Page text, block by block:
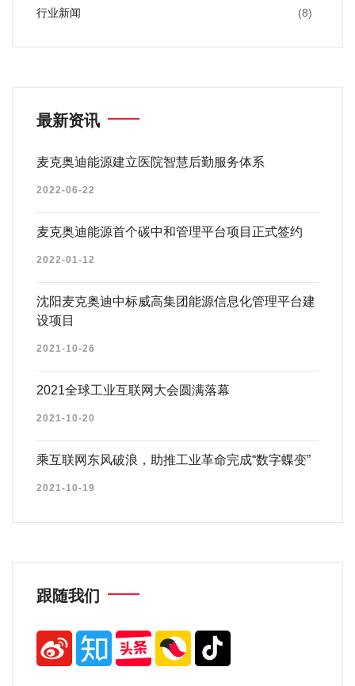
行业新闻 (8)
最新资讯
麦克奥迪能源建立医院智慧后勤服务体系
2022-06-22
麦克奥迪能源首个碳中和管理平台项目正式签约
2022-01-12
沈阳麦克奥迪中标威高集团能源信息化管理平台建
设项目
2021-10-26
2021全球工业互联网大会圆满落幕
2021-10-20
乘互联网东风破浪，助推工业革命完成“数字蝶变”
2021-10-19
跟随我们